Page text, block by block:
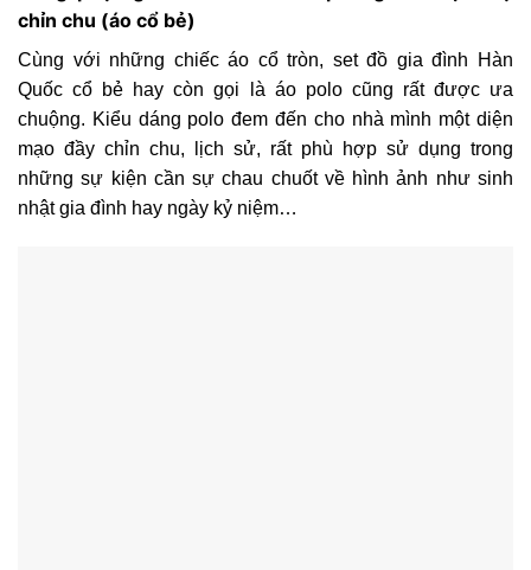
chỉn chu (áo cổ bẻ)
Cùng với những chiếc áo cổ tròn, set đồ gia đình Hàn
Quốc cổ bẻ hay còn gọi là áo polo cũng rất được ưa
chuộng. Kiểu dáng polo đem đến cho nhà mình một diện
mạo đầy chỉn chu, lịch sử, rất phù hợp sử dụng trong
những sự kiện cần sự chau chuốt về hình ảnh như sinh
nhật gia đình hay ngày kỷ niệm…